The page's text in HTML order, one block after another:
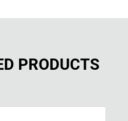
PRODUCTS